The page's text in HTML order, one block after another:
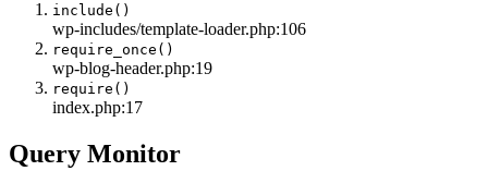
include()
wp-includes/template-loader.php:106
require_once()
wp-blog-header.php:19
require()
index.php:17
Query Monitor